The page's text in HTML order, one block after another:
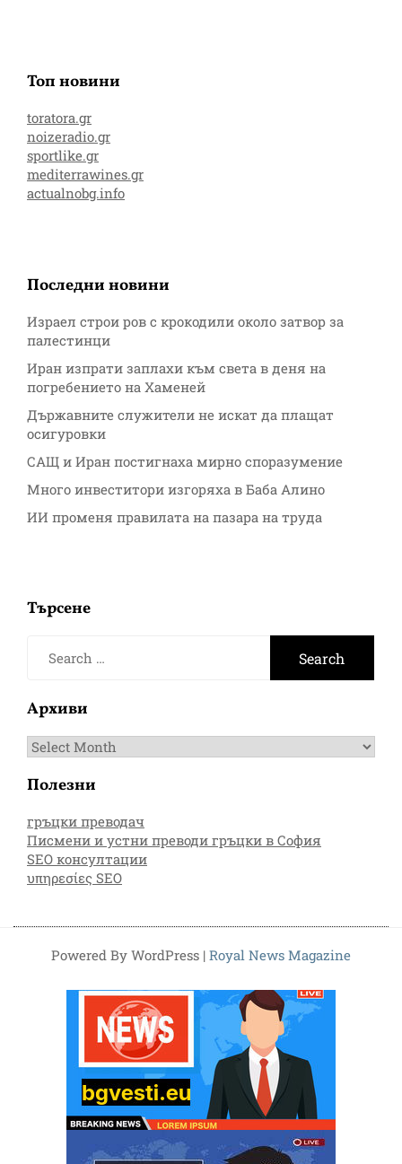
Топ новини
toratora.gr
noizeradio.gr
sportlike.gr
mediterrawines.gr
actualnobg.info
Последни новини
Израел строи ров с крокодили около затвор за
палестинци
Иран изпрати заплахи към света в деня на
погребението на Хаменей
Държавните служители не искат да плащат
осигуровки
САЩ и Иран постигнаха мирно споразумение
Много инвеститори изгоряха в Баба Алино
ИИ променя правилата на пазара на труда
Търсене
Архиви
Архиви
Полезни
гръцки преводач
Писмени и устни преводи гръцки в София
SEO консултации
υπηρεσίες SEO
Powered By WordPress | Royal News Magazine